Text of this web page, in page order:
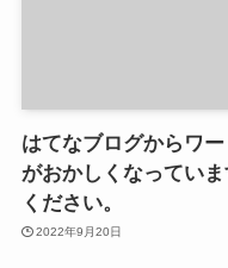
はてなブログからワ
がおかしくなってい
ください。
2022年9月20日